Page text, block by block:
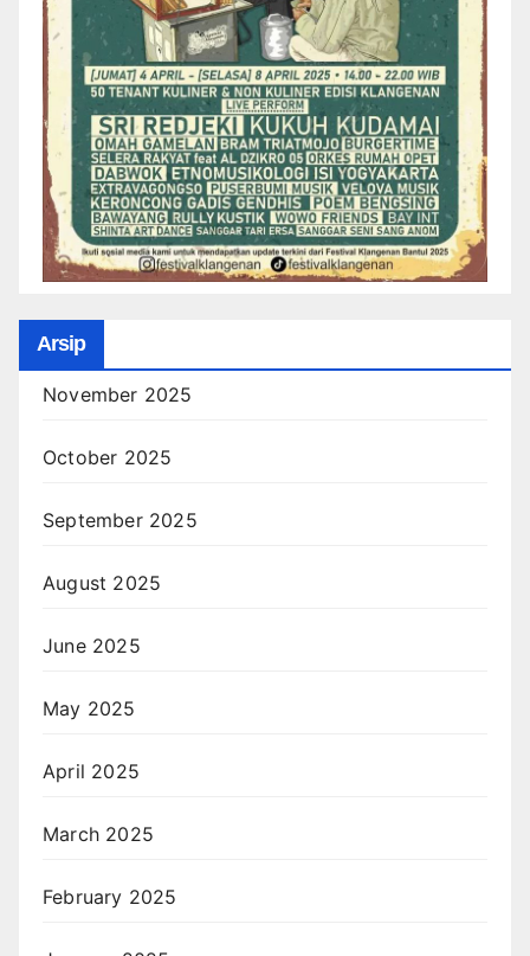
Arsip
November 2025
October 2025
September 2025
August 2025
June 2025
May 2025
April 2025
March 2025
February 2025